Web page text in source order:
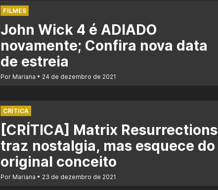
FILMES
John Wick 4 é ADIADO
novamente; Confira nova data
de estreia
Por Mariana 24 de dezembro de 2021
CRÍTICA
[CRÍTICA] Matrix Resurrections
traz nostalgia, mas esquece do
original conceito
Por Mariana 23 de dezembro de 2021